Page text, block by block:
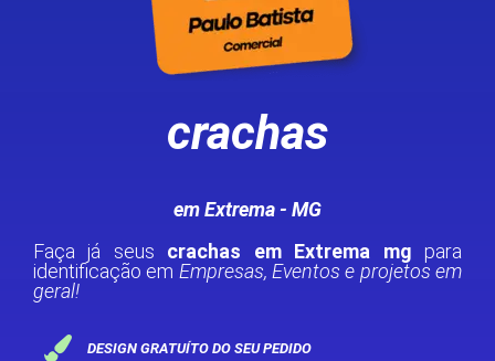
crachas
em Extrema - MG
Faça já seus crachas em Extrema mg para
identificação em Empresas, Eventos e projetos em
geral!
DESIGN GRATUÍTO DO SEU PEDIDO